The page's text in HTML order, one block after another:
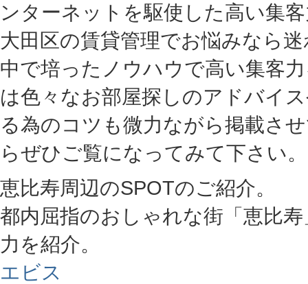
ンターネットを駆使した高い集
大田区の賃貸管理でお悩みなら
中で培ったノウハウで高い集客
は色々なお部屋探しのアドバイ
る為のコツも微力ながら掲載さ
らぜひご覧になってみて下さい。
恵比寿周辺のSPOTのご紹介。
都内屈指のおしゃれな街「恵比
力を紹介。
エビス